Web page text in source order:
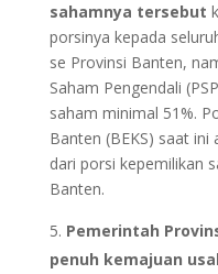
sahamnya tersebut
porsinya kepada
se Provinsi Banten,
Saham Pengendali
saham minimal 51%.
Banten (BEKS) saat ini
dari porsi kepemilikan
Banten.
Pemerintah
penuh kemajuan